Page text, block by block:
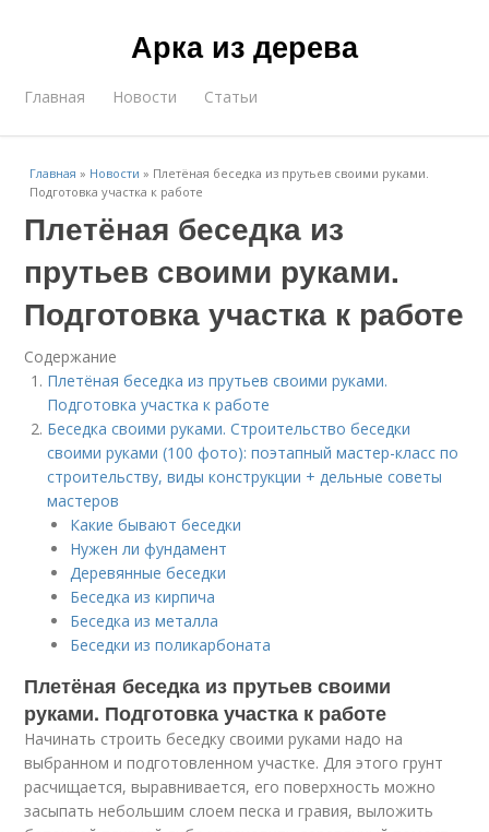
Арка из дерева
Главная Новости Статьи
Главная » Новости » Плетёная беседка из прутьев своими руками.
Подготовка участка к работе
Плетёная беседка из
прутьев своими руками.
Подготовка участка к работе
Содержание
Плетёная беседка из прутьев своими руками.
Подготовка участка к работе
Беседка своими руками. Строительство беседки
своими руками (100 фото): поэтапный мастер-класс по
строительству, виды конструкции + дельные советы
мастеров
Какие бывают беседки
Нужен ли фундамент
Деревянные беседки
Беседка из кирпича
Беседка из металла
Беседки из поликарбоната
Плетёная беседка из прутьев своими
руками. Подготовка участка к работе
Начинать строить беседку своими руками надо на
выбранном и подготовленном участке. Для этого грунт
расчищается, выравнивается, его поверхность можно
засыпать небольшим слоем песка и гравия, выложить